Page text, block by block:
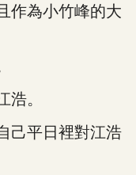
為小竹峰的大
。
平日裡對江浩